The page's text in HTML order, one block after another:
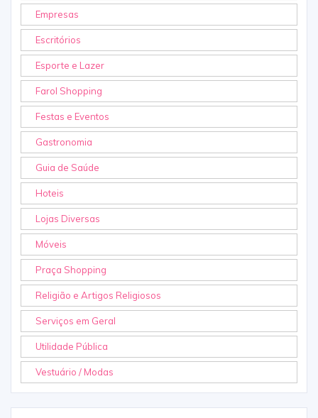
Empresas
Escritórios
Esporte e Lazer
Farol Shopping
Festas e Eventos
Gastronomia
Guia de Saúde
Hoteis
Lojas Diversas
Móveis
Praça Shopping
Religião e Artigos Religiosos
Serviços em Geral
Utilidade Pública
Vestuário / Modas